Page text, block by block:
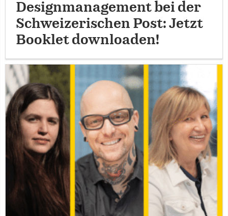
Designmanagement bei der
Schweizerischen Post: Jetzt
Booklet downloaden!